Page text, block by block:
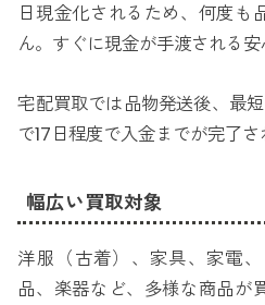
日現金化されるため、何度も
ん。すぐに現金が手渡される安
宅配買取では品物発送後、最
で17日程度で入金までが完了さ
幅広い買取対象
洋服（古着）、家具、家電
品、楽器など、多様な商品が